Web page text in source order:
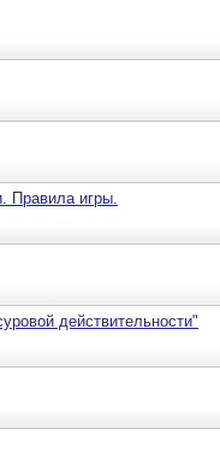
Правила игры.
действительности"